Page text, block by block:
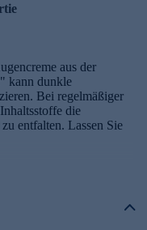
aus der
kann dunkle
Bei regelmäßiger
die
entfalten. Lassen Sie
ihr Effekt
und